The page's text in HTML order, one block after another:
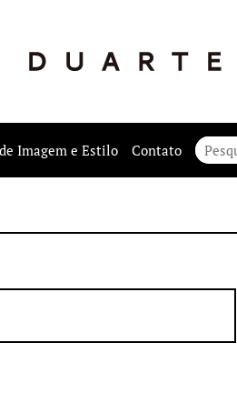
Imagem e Estilo Contato